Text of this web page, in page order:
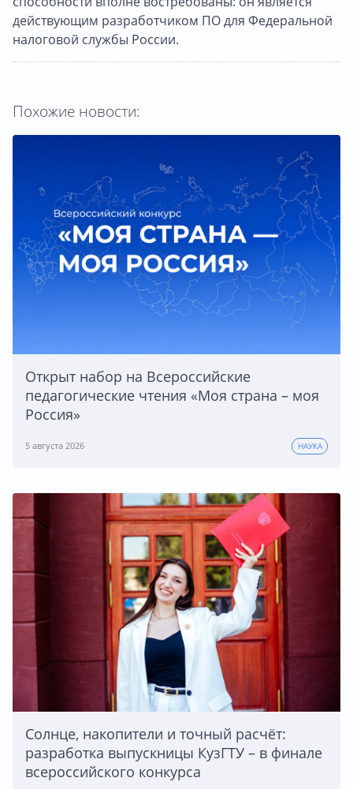
действующим разработчиком ПО для Федеральной
налоговой службы России.
Похожие новости:
Открыт набор на Всероссийские
педагогические чтения «Моя страна – моя
Россия»
5 августа 2026 НАУКА
Солнце, накопители и точный расчёт:
разработка выпускницы КузГТУ – в финале
всероссийского конкурса